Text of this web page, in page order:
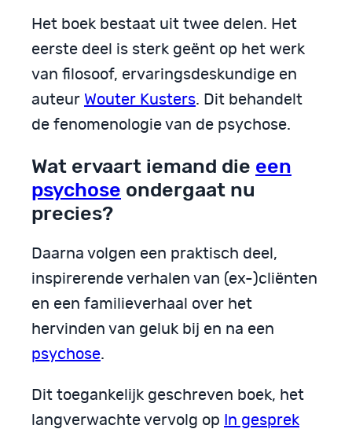
Het boek bestaat uit twee delen. Het
eerste deel is sterk geënt op het werk
van filosoof, ervaringsdeskundige en
auteur Wouter Kusters. Dit behandelt
de fenomenologie van de psychose.
Wat ervaart iemand die een
psychose ondergaat nu
precies?
Daarna volgen een praktisch deel,
inspirerende verhalen van (ex-)cliënten
en een familieverhaal over het
hervinden van geluk bij en na een
psychose.
Dit toegankelijk geschreven boek, het
langverwachte vervolg op In gesprek